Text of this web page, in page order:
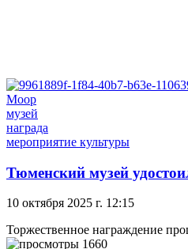
Моор
музей
награда
мероприятие культуры
Тюменский музей
10 октября 2025 г. 12:15
Торжественное награждение
1660